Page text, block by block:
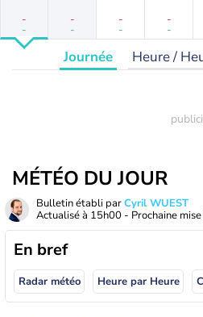
-
-
-
-
-
-
-
-
Journée Heure /
MÉTÉO DU JOUR
Bulletin établi parCyril WUEST
Actualisé à 15h00 - Prochaine
En bref
Radar météo Heure par Heure